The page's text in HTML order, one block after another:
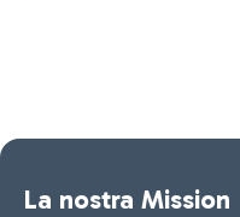
La nostra Mission